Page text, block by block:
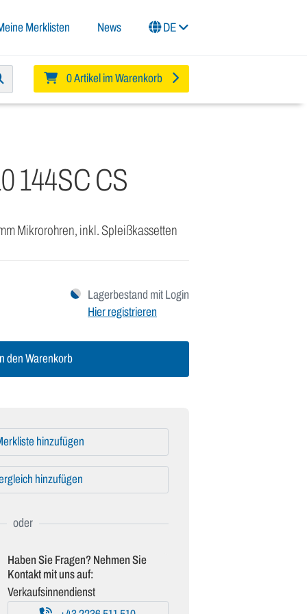
Merklisten News DE
0 Artikel im Warenkorb
144SC CS
Mikrorohren, inkl. Spleißkassetten
Lagerbestand mit Login
Hier registrieren
In den Warenkorb
hinzufügen
hinzufügen
Haben Sie Fragen? Nehmen Sie
Kontakt mit uns auf:
Verkaufsinnendienst